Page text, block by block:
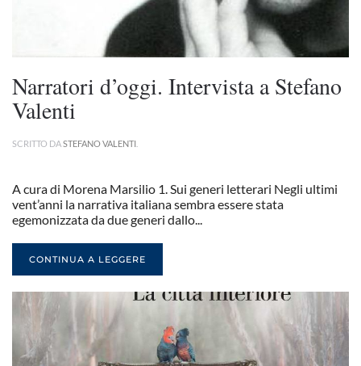
Narratori d’oggi. Intervista a Stefano
Valenti
SCRITTO DASTEFANO VALENTI
A cura di Morena Marsilio 1. Sui generi letterari Negli ultimi
vent’anni la narrativa italiana sembra essere stata
egemonizzata da due generi dallo...
CONTINUA A LEGGERE